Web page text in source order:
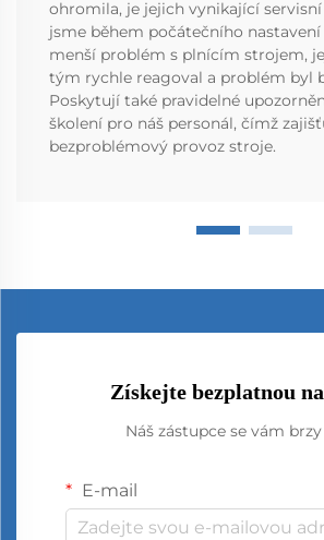
ohromila, je jejich vynikající
jsme během počátečního nastavení
menší problém s plnícím strojem,
tým rychle reagoval a problém byl
Poskytují také pravidelné
školení pro náš personál, čímž
bezproblémový provoz stroje.
Získejte bezplatnou
Náš zástupce se vám brzy
E-mail